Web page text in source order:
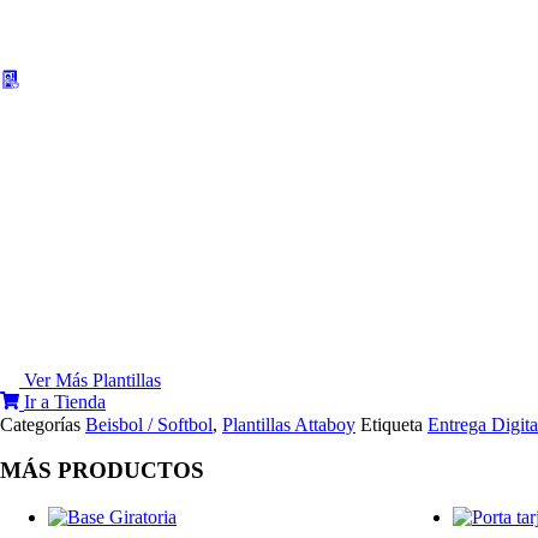
Ver Más Plantillas
Ir a Tienda
Categorías Beisbol / Softbol, Plantillas Attaboy Etiqueta Entrega
MÁS PRODUCTOS